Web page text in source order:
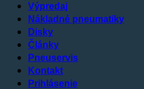
Výpredaj
Nákladné pneumatiky
Disky
Články
Pneuservis
Kontakt
Prihlásenie